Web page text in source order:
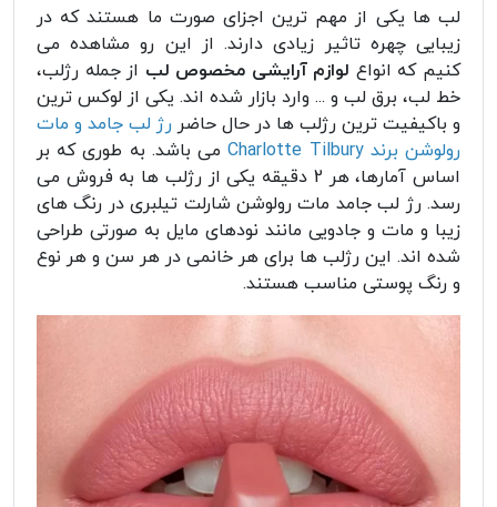
لب ها یکی از مهم ترین اجزای صورت ما هستند که در
زیبایی چهره تاثیر زیادی دارند. از این رو مشاهده می
کنیم که انواع لوازم آرایشی مخصوص لب از جمله رژلب،
خط لب، برق لب و ... وارد بازار شده اند. یکی از لوکس ترین
و باکیفیت ترین رژلب ها در حال حاضر رژ لب جامد و مات
رولوشن برند Charlotte Tilbury
می باشد. به طوری که بر
اساس آمارها، هر 2 دقیقه یکی از رژلب ها به فروش می
رسد. رژ لب جامد مات رولوشن شارلت تیلبری در رنگ های
زیبا و مات و جادویی مانند نودهای مایل به صورتی طراحی
شده اند. این رژلب ها برای هر خانمی در هر سن و هر نوع
و رنگ پوستی مناسب هستند.